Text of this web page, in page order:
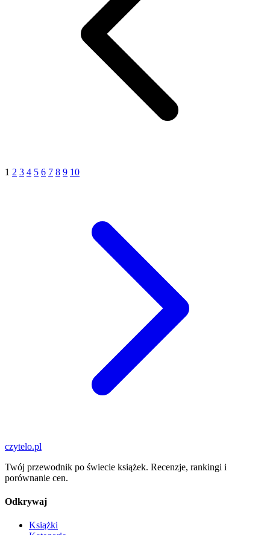
1 2 3 4 5 6 7 8 9 10
czytelo.pl
Twój przewodnik po świecie książek. Recenzje, rankingi i
porównanie cen.
Odkrywaj
Książki